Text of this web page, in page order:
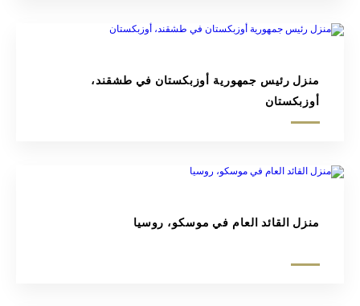
منزل رئيس جمهورية أوزبكستان في طشقند،
أوزبكستان
منزل القائد العام في موسكو، روسيا